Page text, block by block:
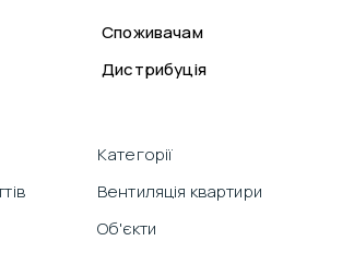
Споживачам
Дистрибуція
Категорії
Вентиляція квартири
Об'єкти